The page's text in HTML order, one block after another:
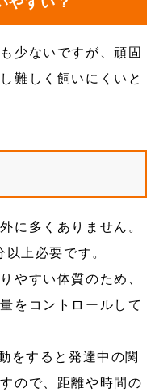
少ないですが、頑固
難しく飼いにくいと
に多くありません。
上必要です。
やすい体質のため、
をコントロールして
をすると発達中の関
ので、距離や時間の